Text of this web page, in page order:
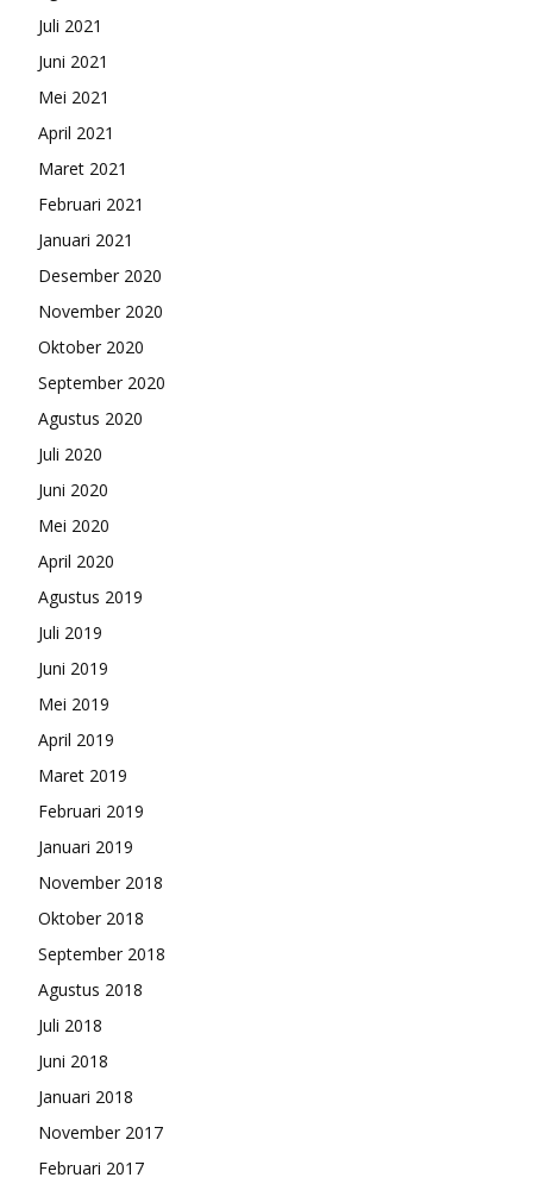
Juli 2021
Juni 2021
Mei 2021
April 2021
Maret 2021
Februari 2021
Januari 2021
Desember 2020
November 2020
Oktober 2020
September 2020
Agustus 2020
Juli 2020
Juni 2020
Mei 2020
April 2020
Agustus 2019
Juli 2019
Juni 2019
Mei 2019
April 2019
Maret 2019
Februari 2019
Januari 2019
November 2018
Oktober 2018
September 2018
Agustus 2018
Juli 2018
Juni 2018
Januari 2018
November 2017
Februari 2017